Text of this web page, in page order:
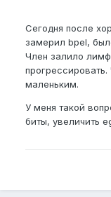
Сегодня после
замерил bpel,
Член залило
маленьким.
У меня такой
биты, увеличить